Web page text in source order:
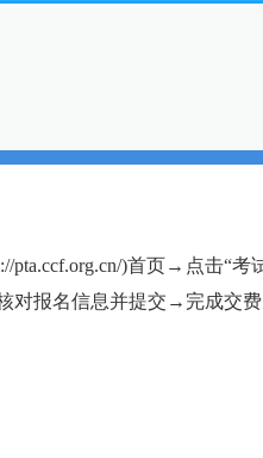
pta.ccf.org.cn/)首页→点击“
对报名信息并提交→完成交费